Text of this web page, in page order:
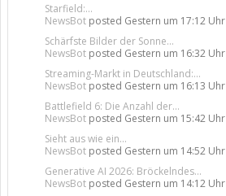
Starfield:...
NewsBot posted Gestern um 17:12 Uhr
Schärfste Bilder der Sonne...
NewsBot posted Gestern um 16:32 Uhr
Streaming-Markt in Deutschland:...
NewsBot posted Gestern um 16:13 Uhr
Battlefield 6: Die Anzahl der...
NewsBot posted Gestern um 15:42 Uhr
Sieht aus wie ein...
NewsBot posted Gestern um 14:52 Uhr
Generative AI 2026: Bröckelndes...
NewsBot posted Gestern um 14:12 Uhr